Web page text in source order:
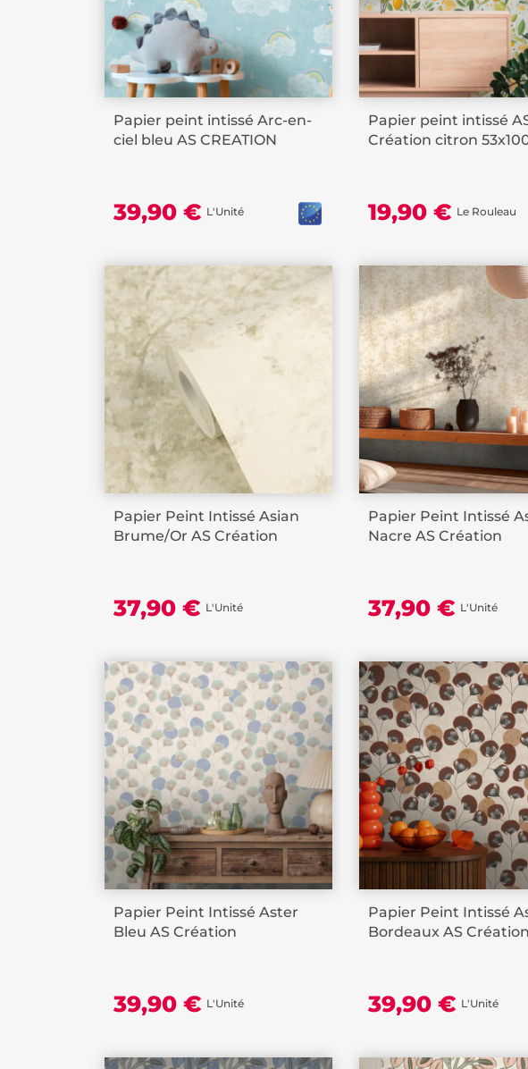
Papier peint intissé Arc-en-
ciel bleu AS CREATION
39,90 € L'Unité
Papier peint intissé
Création citron
19,90 € Le Rouleau
Papier Peint Intissé Asian
Brume/Or AS Création
37,90 € L'Unité
Papier Peint Intissé
Nacre AS Création
37,90 € L'Unité
Papier Peint Intissé Aster
Bleu AS Création
39,90 € L'Unité
Papier Peint Intissé
Bordeaux AS Création
39,90 € L'Unité